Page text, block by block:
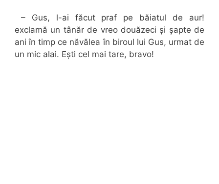
– Gus, l-ai făcut praf pe băiatul de aur!
exclamă un tânăr de vreo douăzeci și șapte de
ani în timp ce năvălea în biroul lui Gus, urmat de
un mic alai. Ești cel mai tare, bravo!